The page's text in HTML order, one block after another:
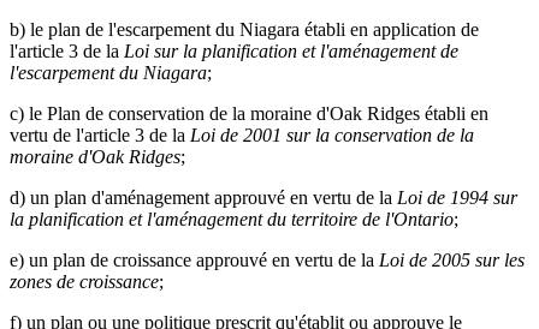
b) le plan de l'escarpement du Niagara établi en application de
l'article 3 de la Loi sur la planification et l'aménagement de
l'escarpement du Niagara;
c) le Plan de conservation de la moraine d'Oak Ridges établi en
vertu de l'article 3 de la Loi de 2001 sur la conservation de la
moraine d'Oak Ridges;
d) un plan d'aménagement approuvé en vertu de la Loi de 1994 sur
la planification et l'aménagement du territoire de l'Ontario;
e) un plan de croissance approuvé en vertu de la Loi de 2005 sur les
zones de croissance;
f) un plan ou une politique prescrit qu'établit ou approuve le